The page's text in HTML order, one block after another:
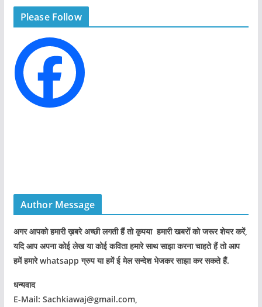
r
e
s
Please Follow
Author Message
अगर आपको हमारी ख़बरे अच्छी लगती हैं तो कृपया हमारी खबरों को जरूर शेयर करें,
यदि आप अपना कोई लेख या कोई कविता हमारे साथ साझा करना चाहते हैं तो आप
हमें हमारे whatsapp ग्रुप या हमें ई मेल सन्देश भेजकर साझा कर सकते हैं.
धन्यवाद
E-Mail: Sachkiawaj@gmail.com,